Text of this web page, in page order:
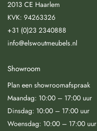
2013 CE Haarlem
KVK: 94263326
+31 (0)23 2340888
info@elswoutmeubels.nl
Showroom
Plan een showroomafspraak
Maandag: 10:00 – 17:00 uur
Dinsdag: 10:00 – 17:00 uur
Woensdag: 10:00 – 17:00 uur